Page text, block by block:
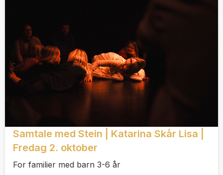
Samtale med Stein | Katarina Skår Lisa |
Fredag 2. oktober
For familier med barn 3-6 år